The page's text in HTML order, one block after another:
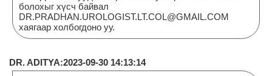
болохыг хүсч байвал
DR.PRADHAN.UROLOGIST.LT.COL@GMAIL.COM
хаягаар холбогдоно уу.
DR. ADITYA:2023-09-30 14:13:14